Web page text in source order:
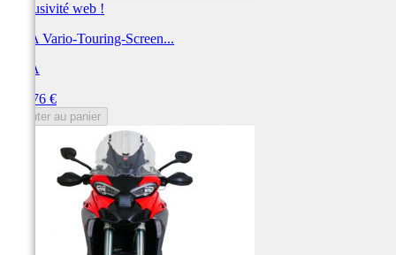
Exclusivité web !
MRA Vario-Touring-Screen...
MRA
191,76 €
Ajouter au panier